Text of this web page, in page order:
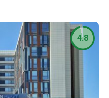
4.8